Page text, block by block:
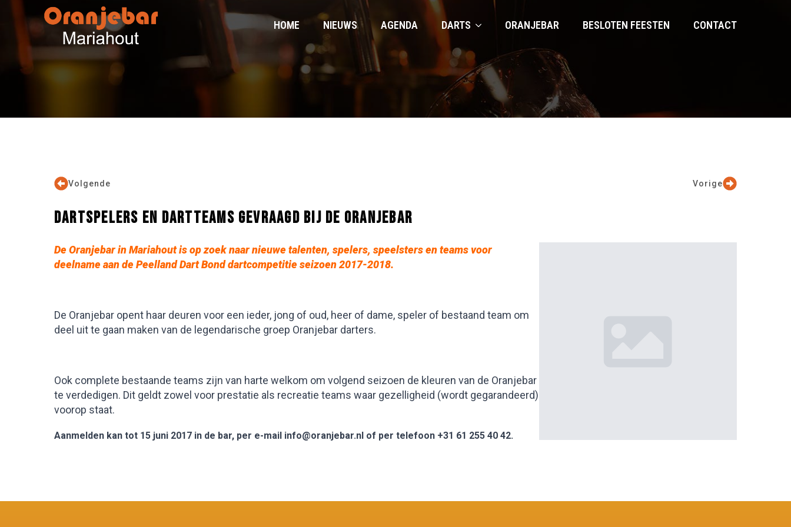
HOME NIEUWS AGENDA DARTS ORANJEBAR BESLOTEN FEESTEN CONTACT
Vorige
Volgende
DARTSPELERS EN DARTTEAMS GEVRAAGD BIJ DE ORANJEBAR
De Oranjebar in Mariahout is op zoek naar nieuwe talenten, spelers, speelsters en teams voor
deelname aan de Peelland Dart Bond dartcompetitie seizoen 2017-2018.
De Oranjebar opent haar deuren voor een ieder, jong of oud, heer of dame, speler of bestaand team om
deel uit te gaan maken van de legendarische groep Oranjebar darters.
Ook complete bestaande teams zijn van harte welkom om volgend seizoen de kleuren van de Oranjebar
te verdedigen. Dit geldt zowel voor prestatie als recreatie teams waar gezelligheid (wordt gegarandeerd)
voorop staat.
Aanmelden kan tot 15 juni 2017 in de bar, per e-mail info@oranjebar.nl of per telefoon +31 61 255 40 42.